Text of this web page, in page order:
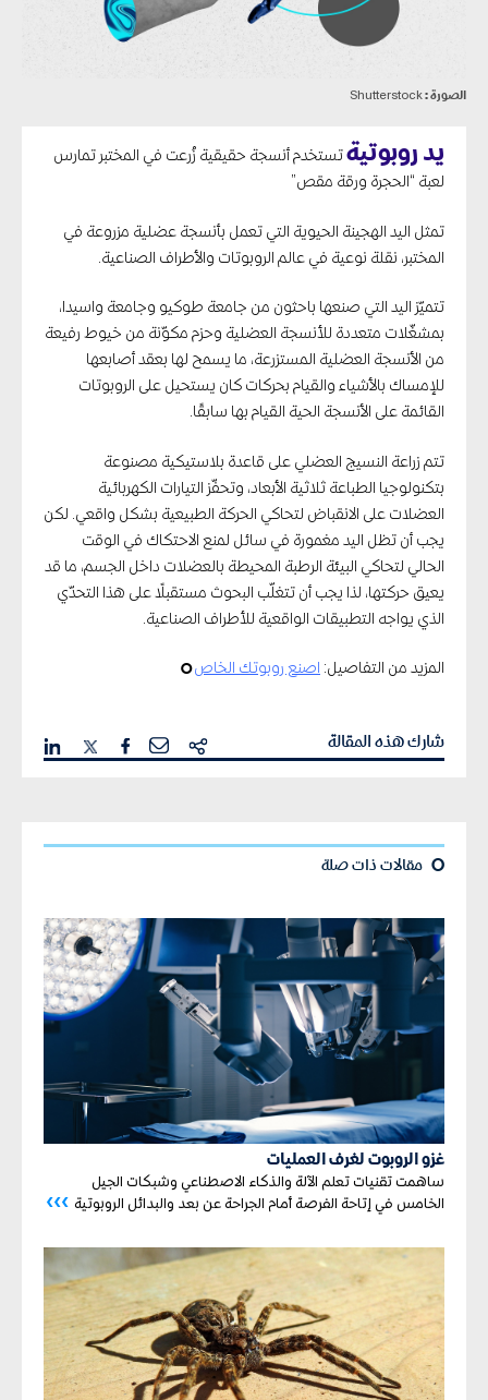
الصورة :Shutterstock
يد روبوتية تستخدم أنسجة حقيقية زُرعت في المختبر تمارس
لعبة “الحجرة ورقة مقص”
تمثل اليد الهجينة الحيوية التي تعمل بأنسجة عضلية مزروعة في
المختبر، نقلة نوعية في عالم الروبوتات والأطراف الصناعية.
تتميّز اليد التي صنعها باحثون من جامعة طوكيو وجامعة واسيدا،
بمشغّلات متعددة للأنسجة العضلية وحزم مكوّنة من خيوط رفيعة
من الأنسجة العضلية المستزرعة، ما يسمح لها بعقد أصابعها
للإمساك بالأشياء والقيام بحركات كان يستحيل على الروبوتات
القائمة على الأنسجة الحية القيام بها سابقًا.
تتم زراعة النسيج العضلي على قاعدة بلاستيكية مصنوعة
بتكنولوجيا الطباعة ثلاثية الأبعاد، وتحفّز التيارات الكهربائية
العضلات على الانقباض لتحاكي الحركة الطبيعية بشكل واقعي. لكن
يجب أن تظل اليد مغمورة في سائل لمنع الاحتكاك في الوقت
الحالي لتحاكي البيئة الرطبة المحيطة بالعضلات داخل الجسم، ما قد
يعيق حركتها، لذا يجب أن تتغلّب البحوث مستقبلًا على هذا التحدّي
الذي يواجه التطبيقات الواقعية للأطراف الصناعية.
المزيد من التفاصيل: اصنع روبوتك الخاص¢
شارك هذه المقالة
¢ مقالات ذات صلة
غزو الروبوت لغرف العمليات
ساهمت تقنيات تعلم الآلة والذكاء الاصطناعي وشبكات الجيل
الخامس في إتاحة الفرصة أمام الجراحة عن بعد والبدائل الروبوتية ›››